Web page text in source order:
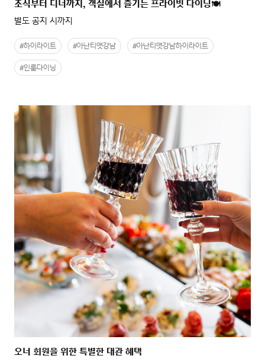
조식부터 디너까지, 객실에서 즐기는 프라이빗 다이닝🍽️
별도 공지 시까지
#하이라이트 #아난티앳강남 #아난티앳강남하이라이트
#인룸다이닝
오너 회원을 위한 특별한 대관 혜택